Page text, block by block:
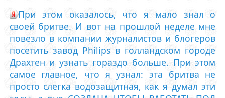
При этом оказалось, что я мало знал о
своей бритве. И вот на прошлой неделе мне
повезло в компании журналистов и блогеров
посетить завод Philips в голландском городе
Драхтен и узнать гораздо больше. При этом
самое главное, что я узнал: эта бритва не
просто слегка водозащитная, как я думал эти